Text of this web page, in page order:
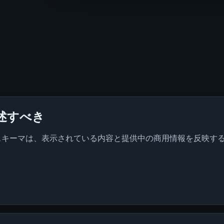
すべき
マは、表示されている内容と提供中の商用情報を反映す